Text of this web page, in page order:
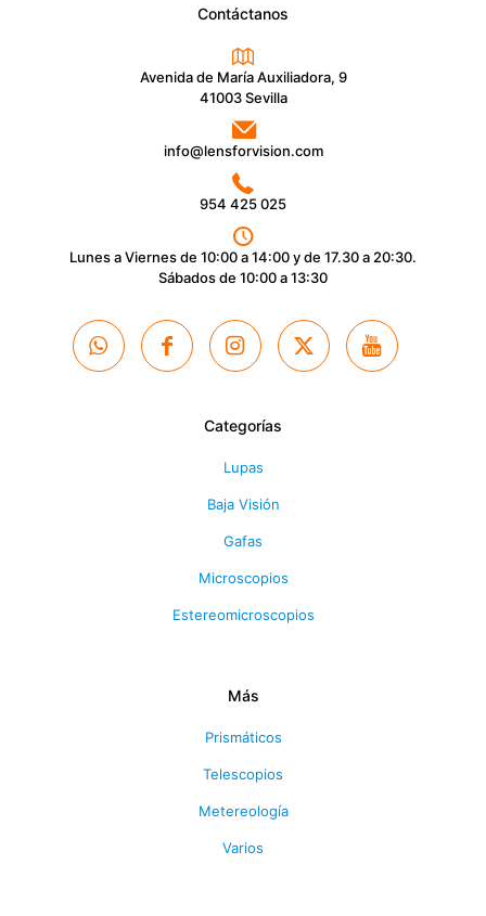
Contáctanos
Avenida de María Auxiliadora, 9
41003 Sevilla
info@lensforvision.com
954 425 025
Lunes a Viernes de 10:00 a 14:00 y de 17.30 a 20:30.
Sábados de 10:00 a 13:30
Categorías
Lupas
Baja Visión
Gafas
Microscopios
Estereomicroscopios
Más
Prismáticos
Telescopios
Metereología
Varios